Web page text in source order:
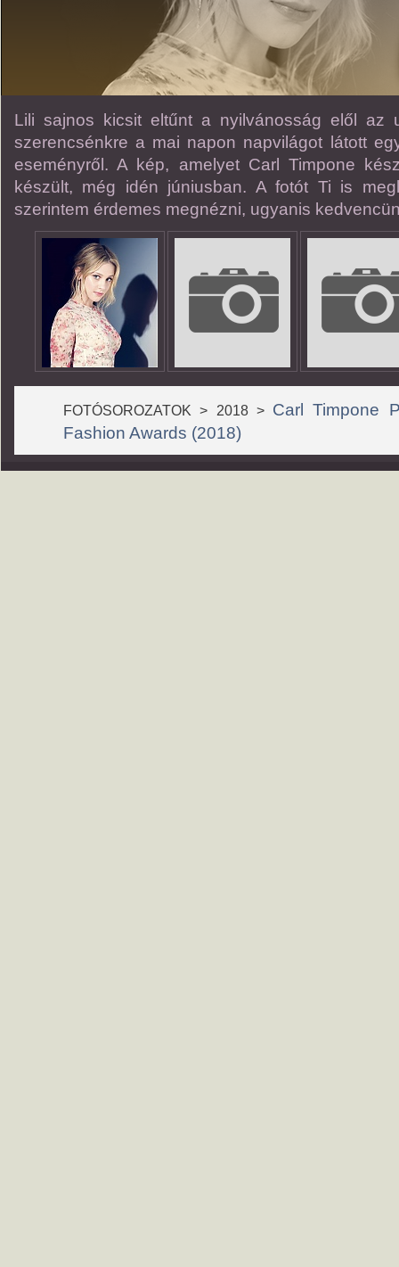
Lili sajnos kicsit eltűnt a nyilvánosság elől az
szerencsénkre a mai napon napvilágot látott
eseményről. A kép, amelyet Carl Timpone
készült, még idén júniusban. A fotót Ti is
szerintem érdemes megnézni, ugyanis
FOTÓSOROZATOK > 2018 > Carl Timpone
Fashion Awards (2018)